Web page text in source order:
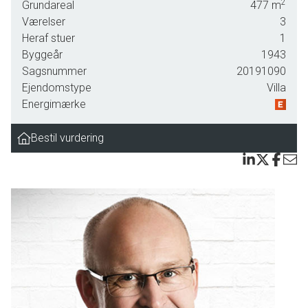
Indenfor mødes du af en lys og velholdt bolig, hvor
planløsningen tilgodeser både hverdagslivet og hyggelige
stunder. Stue og køkken ligger i naturlig forbindelse med
hinanden, hvilket skaber et indbydende samlingspunkt for
familien. Køkkenet er både funktionelt og smagfuldt
indrettet med god skabs- og bordplads, og fra stuen er der
udgang til en hyggelig vestvendt gårdhave.
Villaens første sal byder på to rummelige værelser – det
ene med praktiske indbygningsskabe og det andet oplagt
Hertil kommer et lyst og moderne badeværelse, der
fuldender etagen på elegant vis.
I kælderen får du ekstra kvadratmeter til rådighed – perfekt
til hobbyaktiviteter, opbevaring eller som hyggeligt
opholdsrum. Her er der med andre ord plads til hele
familiens behov, både hverdag og fritid.
Grundareal 477 m2
Værelser
3
Heraf stuer
1
Byggeår
1943
Sagsnummer
20191090
Ejendomstype
Villa
Energimærke
Bestil vurdering